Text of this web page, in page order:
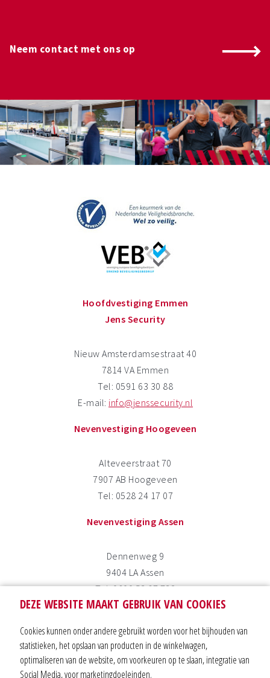
Neem contact met ons op
Hoofdvestiging Emmen
Jens Security
Nieuw Amsterdamsestraat 40
7814 VA Emmen
Tel: 0591 63 30 88
E-mail: info@jenssecurity.nl
Nevenvestiging Hoogeveen
Alteveerstraat 70
7907 AB Hoogeveen
Tel: 0528 24 17 07
Nevenvestiging Assen
Dennenweg 9
9404 LA Assen
Tel: 0800 53 67 732
Trageldijk 13
7741 KN Coevorden
DEZE WEBSITE MAAKT GEBRUIK VAN COOKIES
Cookies kunnen onder andere gebruikt worden voor het bijhouden van
statistieken, het opslaan van producten in de winkelwagen,
optimaliseren van de website, om voorkeuren op te slaan, integratie van
Social Media, voor marketingdoeleinden.